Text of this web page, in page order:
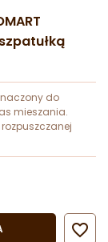
do
mieszania.
